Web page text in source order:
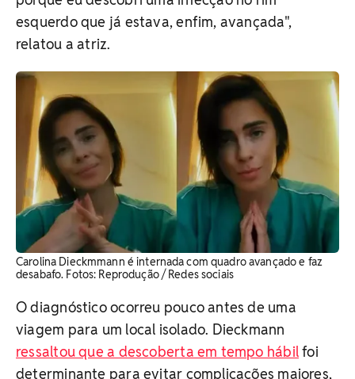
esquerdo que já estava, enfim, avançada",
relatou a atriz.
Carolina Dieckmmann é internada com quadro avançado e faz
desabafo. Fotos: Reprodução / Redes sociais
O diagnóstico ocorreu pouco antes de uma
viagem para um local isolado. Dieckmann
ressaltou que a descoberta em tempo hábilfoi
determinante para evitar complicações maiores,